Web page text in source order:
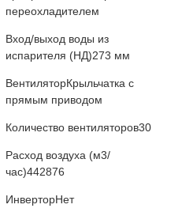
переохладителем
Вход/выход воды из
испарителя (НД)273 мм
ВентиляторКрыльчатка с
прямым приводом
Количество вентиляторов30
Расход воздуха (м3/
час)442876
ИнверторНет